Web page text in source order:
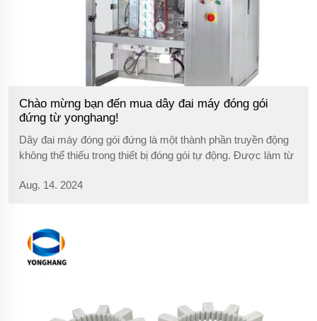
Chào mừng bạn đến mua dây đai máy đóng gói
đứng từ yonghang!
Dây đai máy đóng gói đứng là một thành phần truyền động
không thể thiếu trong thiết bị đóng gói tự động. Được làm từ
chịu tải trọng và ma sát liên tục, cung cấp hỗ trợ đầy đủ cho
Aug. 14. 2024